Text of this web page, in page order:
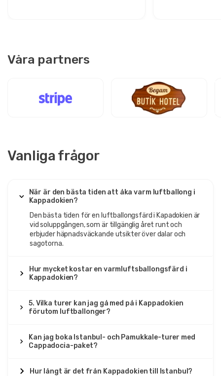
Våra partners
Vanliga frågor
När är den bästa tiden att åka varm luftballong i
Kappadokien?
Den bästa tiden för en luftballongsfärd i Kapadokien är
vid soluppgången, som är tillgänglig året runt och
erbjuder häpnadsväckande utsikter över dalar och
sagotorna.
Hur mycket kostar en varmluftsballongsfärd i
Kappadokien?
5. Vilka turer kan jag gå med på i Kappadokien
förutom luftballonger?
Kan jag boka Istanbul- och Pamukkale-turer med
Cappadocia-paket?
Hur långt är det från Kappadokien till Istanbul?